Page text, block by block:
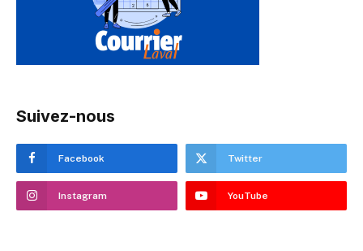
Suivez-nous
Facebook Twitter
Instagram YouTube